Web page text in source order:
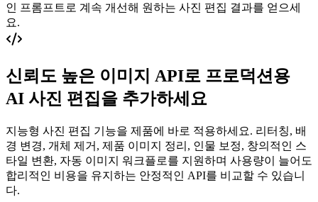
인 프롬프트로 계속 개선해 원하는 사진 편집 결과를 얻으세
요.
신뢰도 높은 이미지 API로 프로덕션용
AI 사진 편집을 추가하세요
지능형 사진 편집 기능을 제품에 바로 적용하세요. 리터칭, 배
경 변경, 개체 제거, 제품 이미지 정리, 인물 보정, 창의적인 스
타일 변환, 자동 이미지 워크플로를 지원하며 사용량이 늘어도
합리적인 비용을 유지하는 안정적인 API를 비교할 수 있습니
다.